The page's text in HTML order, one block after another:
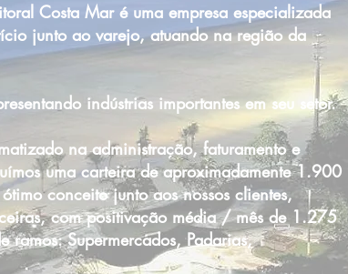
Costa Mar é uma empresa especializada
junto ao varejo, atuando na região da
indústrias importantes em seu setor.
na administração, faturamento e
uma carteira de aproximadamente 1.900
conceito junto aos nossos clientes,
com positivação média / mês de 1.275
Supermercados, Padarias,